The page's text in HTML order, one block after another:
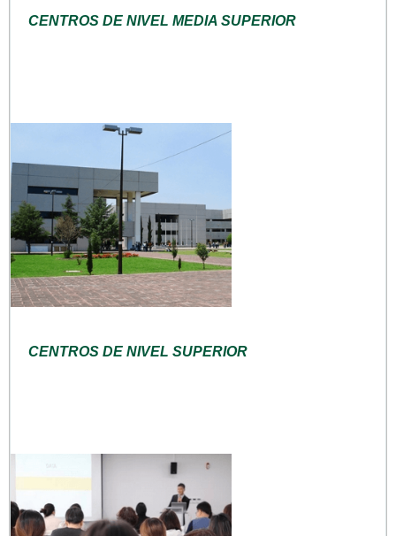
CENTROS DE NIVEL MEDIA SUPERIOR
CENTROS DE NIVEL SUPERIOR